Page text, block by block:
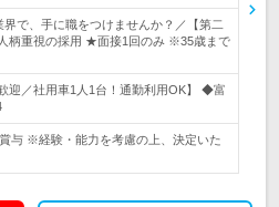
界で、手に職をつけませんか？／【第二
柄重視の採用 ★面接1回のみ ※35歳まで
迎／社用車1人1台！通勤利用OK】 ◆富
与 ※経験・能力を考慮の上、決定いた